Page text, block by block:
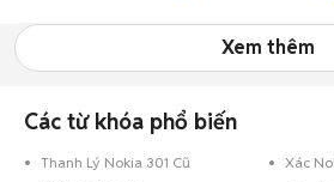
Xem thêm
Các từ khóa phổ biến
Thanh Lý Nokia 301 Cũ
Xác